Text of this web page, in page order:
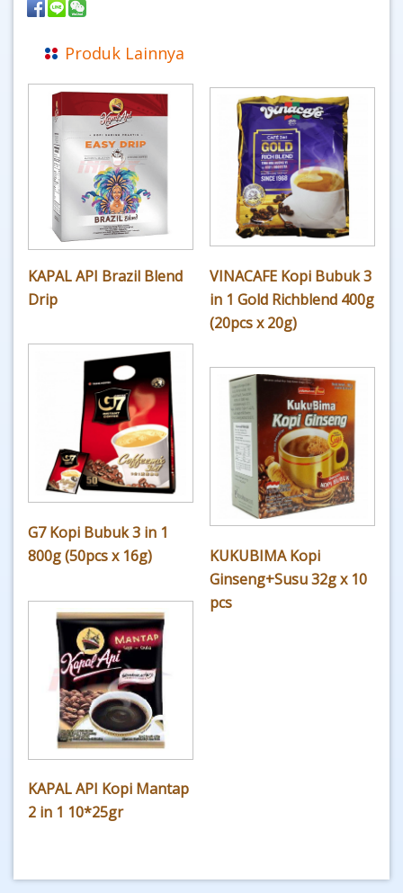
Produk Lainnya
KAPAL API Brazil Blend
Drip
VINACAFE Kopi Bubuk 3
in 1 Gold Richblend 400g
(20pcs x 20g)
G7 Kopi Bubuk 3 in 1
800g (50pcs x 16g)
KUKUBIMA Kopi
Ginseng+Susu 32g x 10
pcs
KAPAL API Kopi Mantap
2 in 1 10*25gr